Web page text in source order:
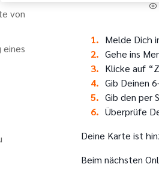
von
eines
Melde Dich
Gehe ins
Klicke auf
Gib Deinen
Gib den per
Überprüfe
Deine Karte ist
Beim nächsten